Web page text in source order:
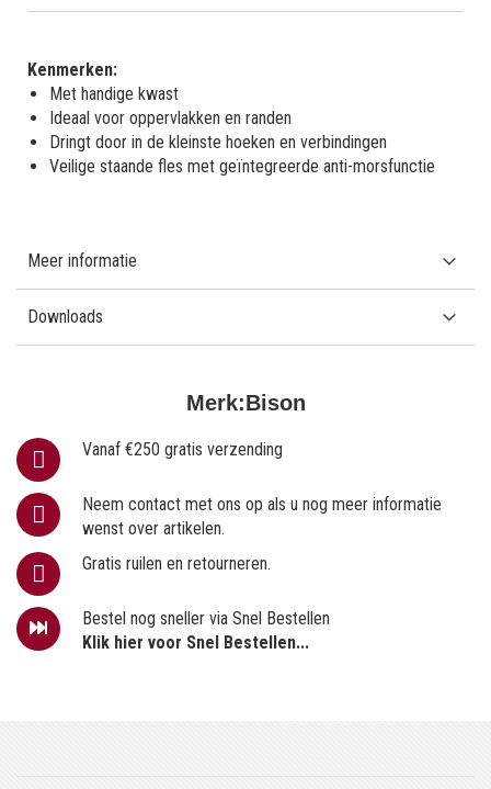
Merk:Bison
Vanaf €250 gratis verzending
Neem contact met ons op als u nog meer informatie
wenst over artikelen.
Gratis ruilen en retourneren.
Bestel nog sneller via Snel Bestellen
Klik hier voor Snel Bestellen...
Kenmerken:
Met handige kwast
Ideaal voor oppervlakken en randen
Dringt door in de kleinste hoeken en verbindingen
Veilige staande fles met geïntegreerde anti-morsfunctie
Meer informatie
Downloads